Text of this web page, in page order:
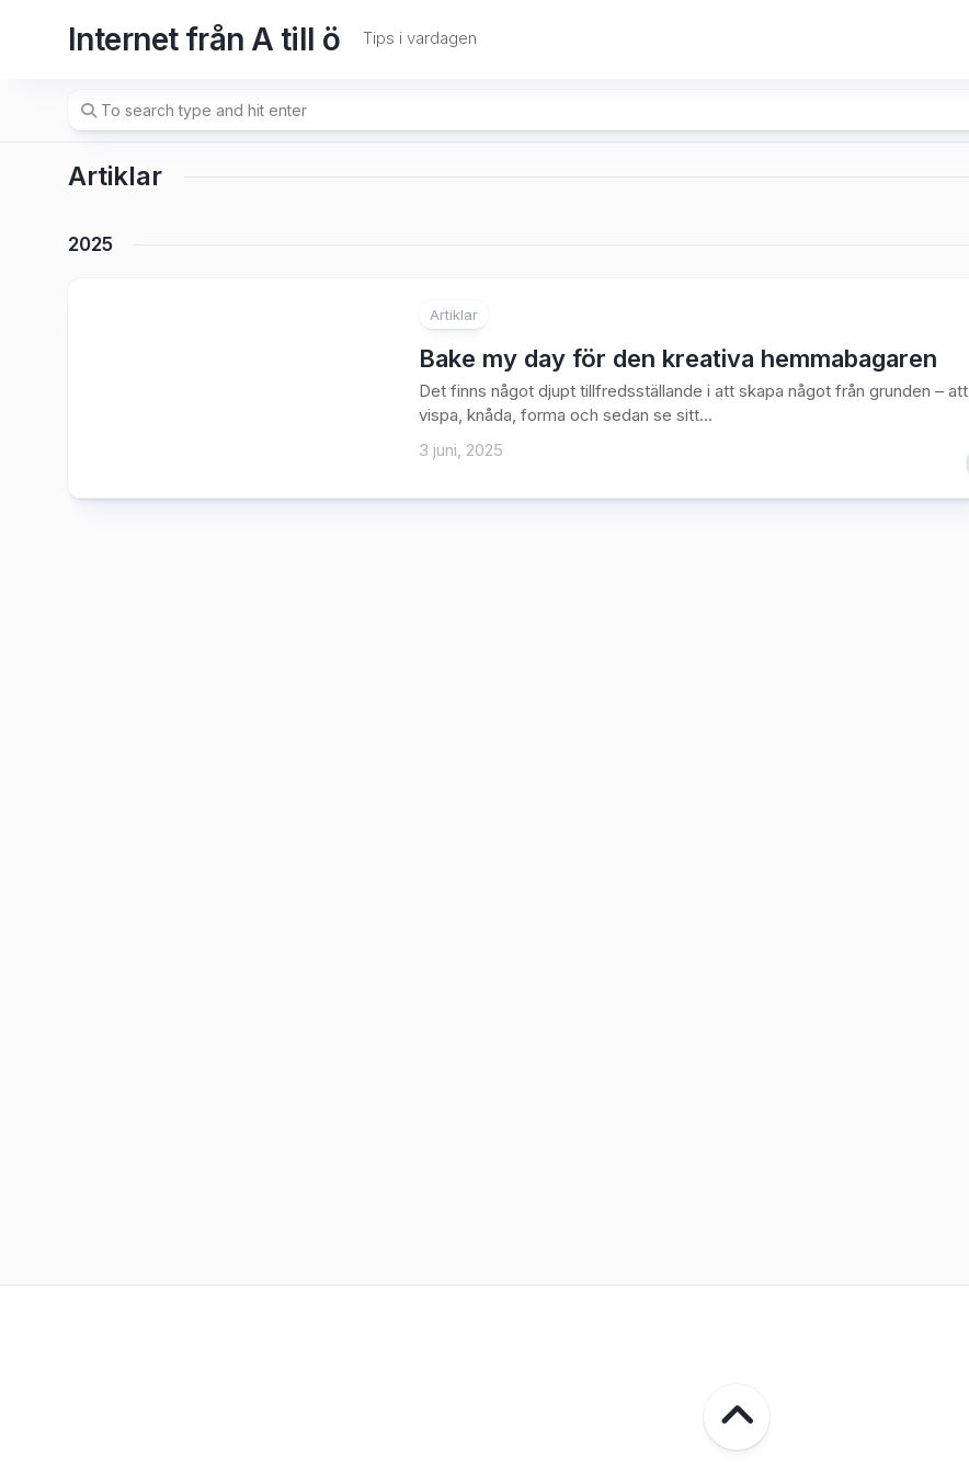
Internet från A till ö Tips i vardagen
Artiklar
2025
Artiklar
Bake my day för den kreativa hemmabagaren
Det finns något djupt tillfredsställande i att skapa något från grunden – att
vispa, knåda, forma och sedan se sitt...
3 juni, 2025